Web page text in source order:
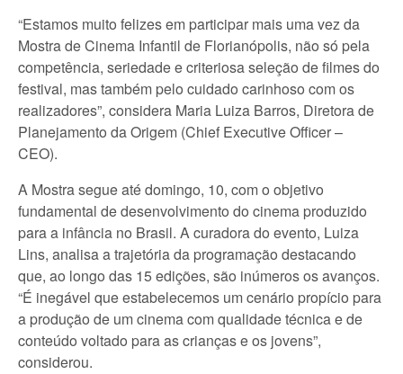
“Estamos muito felizes em participar mais uma vez da
Mostra de Cinema Infantil de Florianópolis, não só pela
competência, seriedade e criteriosa seleção de filmes do
festival, mas também pelo cuidado carinhoso com os
realizadores”, considera Maria Luiza Barros, Diretora de
Planejamento da Origem (Chief Executive Officer –
CEO).
A Mostra segue até domingo, 10, com o objetivo
fundamental de desenvolvimento do cinema produzido
para a infância no Brasil. A curadora do evento, Luiza
Lins, analisa a trajetória da programação destacando
que, ao longo das 15 edições, são inúmeros os avanços.
“É inegável que estabelecemos um cenário propício para
a produção de um cinema com qualidade técnica e de
conteúdo voltado para as crianças e os jovens”,
considerou.